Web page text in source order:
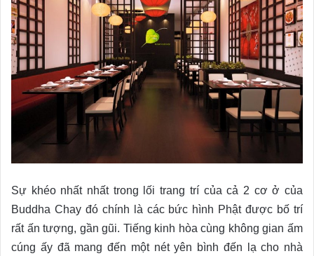
Sự khéo nhất nhất trong lối trang trí của cả 2 cơ ở của
Buddha Chay đó chính là các bức hình Phật được bố trí
rất ấn tượng, gần gũi. Tiếng kinh hòa cùng không gian ấm
cúng ấy đã mang đến một nét yên bình đến lạ cho nhà